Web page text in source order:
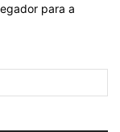
para a